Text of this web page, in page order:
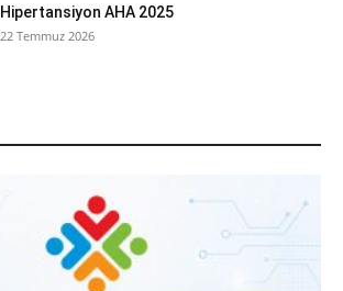
Hipertansiyon AHA 2025
22 Temmuz 2026